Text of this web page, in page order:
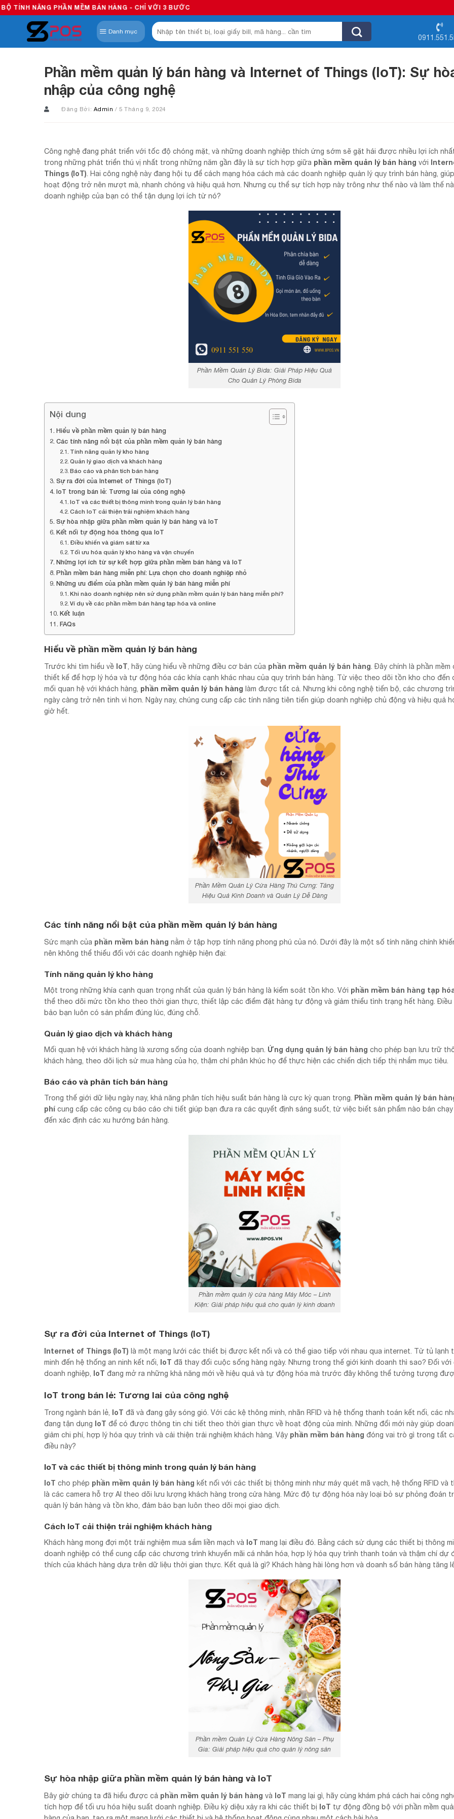
Skip
to
content
MỀM BÁN HÀNG - CHỈ VỚI 3 BƯỚC
Danh mục
Tìm
kiếm:
Phần mềm quản lý bán hàng và Internet of Things (IoT): Sự
nhập của công nghệ
Đăng Bởi: Admin / 5 Tháng 9, 2024
Công nghệ đang phát triển với tốc độ chóng mặt, và những doanh nghiệp thích ứng sớm sẽ gặt hái được nhiều lợi ích
trong những phát triển thú vị nhất trong những năm gần đây là sự tích hợp giữa phần mềm quản lý bán hàng với
Things (IoT) . Hai công nghệ này đang hội tụ để cách mạng hóa cách mà các doanh nghiệp quản lý quy trình bán hàng,
hoạt động trở nên mượt mà, nhanh chóng và hiệu quả hơn. Nhưng cụ thể sự tích hợp này trông như thế nào và làm thế
doanh nghiệp của bạn có thể tận dụng lợi ích từ nó?
Phần Mềm Quản Lý Bida: Giải Pháp Hiệu Quả
Cho Quản Lý Phòng Bida
Nội dung
Hiểu về phần mềm quản lý bán hàng
Các tính năng nổi bật của phần mềm quản lý bán hàng
Tính năng quản lý kho hàng
Quản lý giao dịch và khách hàng
Báo cáo và phân tích bán hàng
Sự ra đời của Internet of Things (IoT)
IoT trong bán lẻ: Tương lai của công nghệ
IoT và các thiết bị thông minh trong quản lý bán hàng
Cách IoT cải thiện trải nghiệm khách hàng
Sự hòa nhập giữa phần mềm quản lý bán hàng và IoT
Kết nối tự động hóa thông qua IoT
Điều khiển và giám sát từ xa
Tối ưu hóa quản lý kho hàng và vận chuyển
Những lợi ích từ sự kết hợp giữa phần mềm bán hàng và IoT
Phần mềm bán hàng miễn phí: Lựa chọn cho doanh nghiệp nhỏ
Những ưu điểm của phần mềm quản lý bán hàng miễn phí
Khi nào doanh nghiệp nên sử dụng phần mềm quản lý bán hàng miễn phí?
Ví dụ về các phần mềm bán hàng tạp hóa và online
Kết luận
FAQs
Hiểu về phần mềm quản lý bán hàng
Trước khi tìm hiểu về IoT , hãy cùng hiểu về những điều cơ bản của phần mềm quản lý bán hàng . Đây chính là phần
thiết kế để hợp lý hóa và tự động hóa các khía cạnh khác nhau của quy trình bán hàng. Từ việc theo dõi tồn kho cho đến
mối quan hệ với khách hàng, phần mềm quản lý bán hàng làm được tất cả. Nhưng khi công nghệ tiến bộ, các chương
ngày càng trở nên tinh vi hơn. Ngày nay, chúng cung cấp các tính năng tiên tiến giúp doanh nghiệp chủ động và hiệu quả
giờ hết.
Phần Mềm Quản Lý Cửa Hàng Thú Cưng: Tăng
Hiệu Quả Kinh Doanh và Quản Lý Dễ Dàng
Các tính năng nổi bật của phần mềm quản lý bán hàng
Sức mạnh của phần mềm bán hàng nằm ở tập hợp tính năng phong phú của nó. Dưới đây là một số tính năng chính
nên không thể thiếu đối với các doanh nghiệp hiện đại:
Tính năng quản lý kho hàng
Một trong những khía cạnh quan trọng nhất của quản lý bán hàng là kiểm soát tồn kho. Với phần mềm bán hàng tạp
thể theo dõi mức tồn kho theo thời gian thực, thiết lập các điểm đặt hàng tự động và giảm thiểu tình trạng hết hàng. Điều
bảo bạn luôn có sản phẩm đúng lúc, đúng chỗ.
Quản lý giao dịch và khách hàng
Mối quan hệ với khách hàng là xương sống của doanh nghiệp bạn. Ứng dụng quản lý bán hàng cho phép bạn lưu trữ
khách hàng, theo dõi lịch sử mua hàng của họ, thậm chí phân khúc họ để thực hiện các chiến dịch tiếp thị nhắm mục tiêu.
Báo cáo và phân tích bán hàng
Trong thế giới dữ liệu ngày nay, khả năng phân tích hiệu suất bán hàng là cực kỳ quan trọng. Phần mềm quản lý bán
phí cung cấp các công cụ báo cáo chi tiết giúp bạn đưa ra các quyết định sáng suốt, từ việc biết sản phẩm nào bán
đến xác định các xu hướng bán hàng.
Phần mềm quản lý cửa hàng Máy Móc – Linh
Kiện: Giải pháp hiệu quả cho quản lý kinh doanh
Sự ra đời của Internet of Things (IoT)
Internet of Things (IoT) là một mạng lưới các thiết bị được kết nối và có thể giao tiếp với nhau qua internet. Từ tủ lạnh
minh đến hệ thống an ninh kết nối, IoT đã thay đổi cuộc sống hàng ngày. Nhưng trong thế giới kinh doanh thì sao? Đối với
doanh nghiệp, IoT đang mở ra những khả năng mới về hiệu quả và tự động hóa mà trước đây không thể tưởng tượng
IoT trong bán lẻ: Tương lai của công nghệ
Trong ngành bán lẻ, IoT đã và đang gây sóng gió. Với các kệ thông minh, nhãn RFID và hệ thống thanh toán kết nối, các
đang tận dụng IoT để có được thông tin chi tiết theo thời gian thực về hoạt động của mình. Những đổi mới này giúp
giảm chi phí, hợp lý hóa quy trình và cải thiện trải nghiệm khách hàng. Vậy phần mềm bán hàng đóng vai trò gì trong tất
điều này?
IoT và các thiết bị thông minh trong quản lý bán hàng
IoT cho phép phần mềm quản lý bán hàng kết nối với các thiết bị thông minh như máy quét mã vạch, hệ thống RFID và
là các camera hỗ trợ AI theo dõi lưu lượng khách hàng trong cửa hàng. Mức độ tự động hóa này loại bỏ sự phỏng đoán
quản lý bán hàng và tồn kho, đảm bảo bạn luôn theo dõi mọi giao dịch.
Cách IoT cải thiện trải nghiệm khách hàng
Khách hàng mong đợi một trải nghiệm mua sắm liền mạch và IoT mang lại điều đó. Bằng cách sử dụng các thiết bị thông
doanh nghiệp có thể cung cấp các chương trình khuyến mãi cá nhân hóa, hợp lý hóa quy trình thanh toán và thậm chí dự
thích của khách hàng dựa trên dữ liệu thời gian thực. Kết quả là gì? Khách hàng hài lòng hơn và doanh số bán hàng tăng
Phần mềm Quản Lý Cửa Hàng Nông Sản – Phụ
Gia: Giải pháp hiệu quả cho quản lý nông sản
Sự hòa nhập giữa phần mềm quản lý bán hàng và IoT
Bây giờ chúng ta đã hiểu được cả phần mềm quản lý bán hàng và IoT mang lại gì, hãy cùng khám phá cách hai công
tích hợp để tối ưu hóa hiệu suất doanh nghiệp. Điều kỳ diệu xảy ra khi các thiết bị IoT tự động đồng bộ với phần mềm